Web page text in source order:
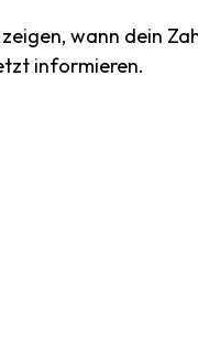
wann dein
informieren.